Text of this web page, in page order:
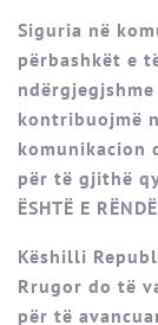
Siguria në
përbashkët e
kontribuojmë
komunikacion
për të gjithë
ËSHTË E
Këshilli
Rrugor do të
për të